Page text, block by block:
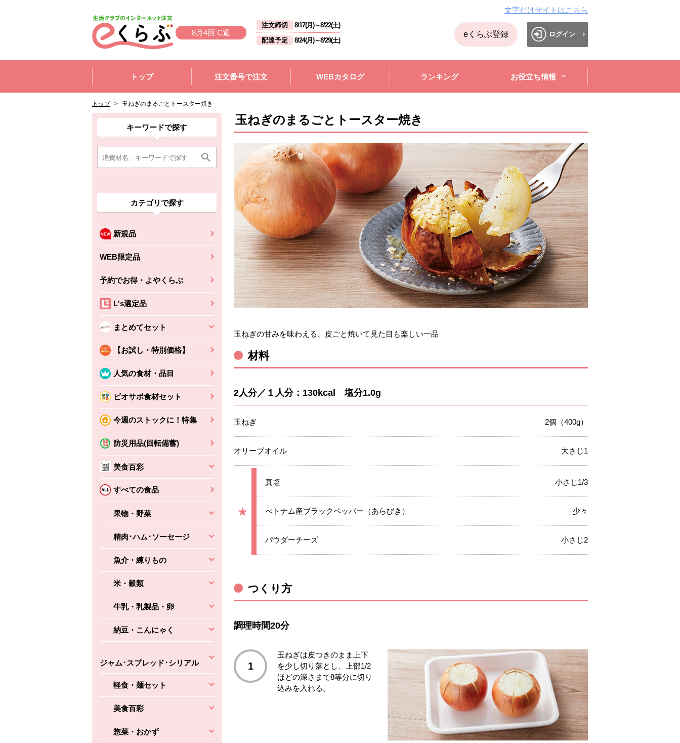
8月4回 C週
注文締切 8/17(月)～8/22(土)
配達予定
8/24(月)～8/29(土)
文字だけサイトはこちら
eくらぶ登録 ログイン
トップ
注文番号で注文 WEBカタログ ランキング お役立ち情報
トップ > 玉ねぎのまるごとトースター焼き
ここから消費材検索メニューです。
キーワードで探す
カテゴリで探す
新規品
WEB限定品
予約でお得・よやくらぶ
L's選定品
まとめてセット
【お試し・特別価格】
人気の食材・品目
ビオサポ食材セット
今週のストックに！特集
防災用品(回転備蓄)
美食百彩
すべての食品
果物・野菜
精肉･ハム･ソーセージ
魚介・練りもの
米・穀類
牛乳・乳製品・卵
納豆・こんにゃく
ジャム･スプレッド･シリアル
軽食・麺セット
美食百彩
惣菜・おかず
消費材検索メニューここまで。
ここから本文です。
ここから組合員向けメニューです。
組合員向けメニューここまで。
ここから本文です。 玉ねぎのまるごとトースター焼き
玉ねぎの甘みを味わえる、皮ごと焼いて見た目も楽しい一品
材料
2人分／１人分：130kcal 塩分1.0g
玉ねぎ 2個（400g）
オリーブオイル 大さじ1
★
グループ
★
真塩 小さじ1/3
★
べトナム産ブラックペッパー（あらびき） 少々
★
パウダーチーズ 小さじ2
つくり方
調理時間20分
1
玉ねぎは皮つきのまま上下
を少し切り落とし、上部1/2
ほどの深さまで8等分に切り
込みを入れる。